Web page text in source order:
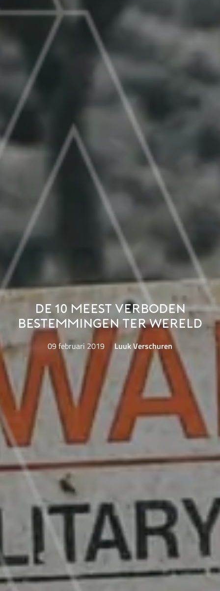
De 10 meest verboden
bestemmingen ter wereld
09 februari 2019 Luuk Verschuren